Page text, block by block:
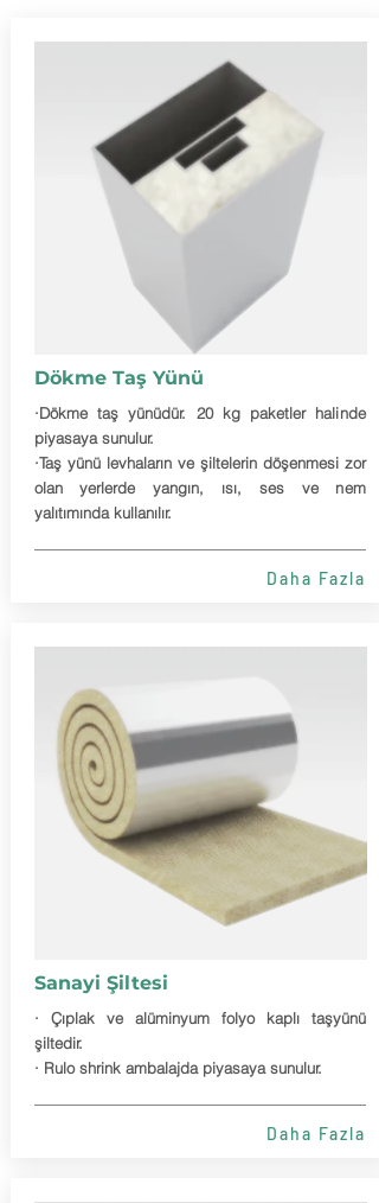
Dökme Taş Yünü
·Dökme taş yünüdür. 20 kg paketler halinde
piyasaya sunulur.
·Taş yünü levhaların ve şiltelerin döşenmesi zor
olan yerlerde yangın, ısı, ses ve nem
yalıtımında kullanılır.
Daha Fazla
Sanayi Şiltesi
· Çıplak ve alüminyum folyo kaplı taşyünü
şiltedir.
· Rulo shrink ambalajda piyasaya sunulur.
Daha Fazla